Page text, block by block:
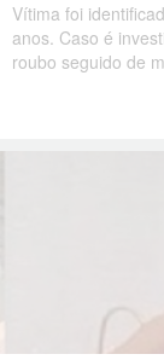
Vítima foi
anos. Caso é
roubo seguido de